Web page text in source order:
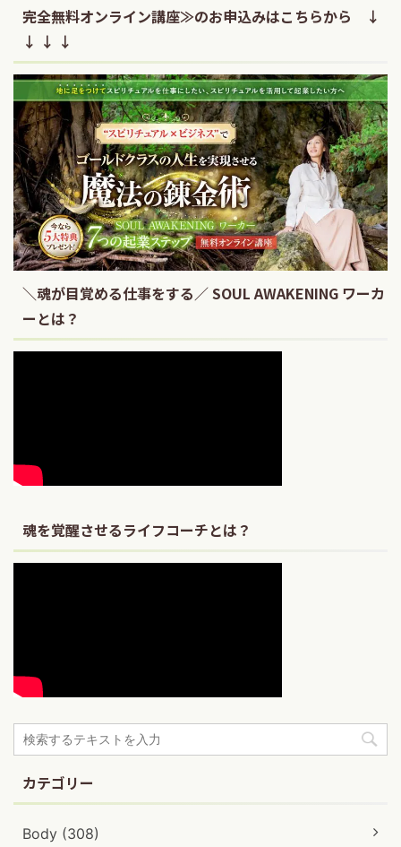
完全無料オンライン講座≫のお申込みはこちらから ↓
↓ ↓ ↓
＼魂が目覚める仕事をする／ SOUL AWAKENING ワーカ
ーとは？
魂を覚醒させるライフコーチとは？
カテゴリー
Body (308)